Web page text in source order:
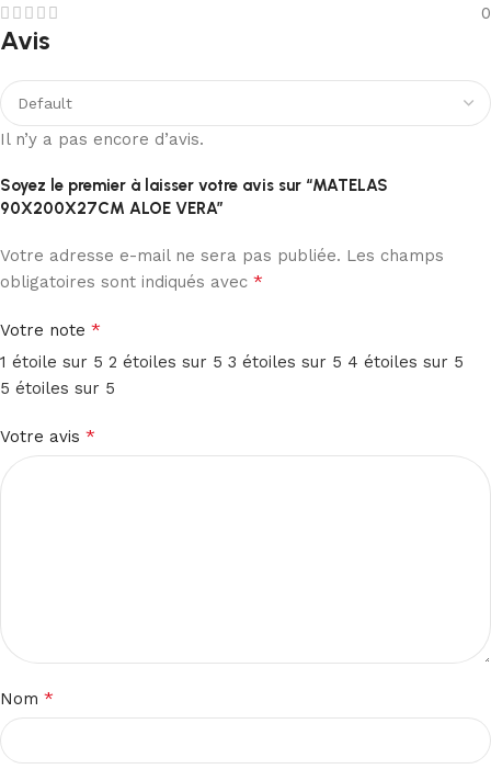
0
Avis
Il n’y a pas encore d’avis.
Soyez le premier à laisser votre avis sur “MATELAS
90X200X27CM ALOE VERA”
Votre adresse e-mail ne sera pas publiée. Les champs
obligatoires sont indiqués avec *
Votre note *
1 étoile sur 5 2 étoiles sur 5 3 étoiles sur 5 4 étoiles sur 5
5 étoiles sur 5
Votre avis *
Nom *